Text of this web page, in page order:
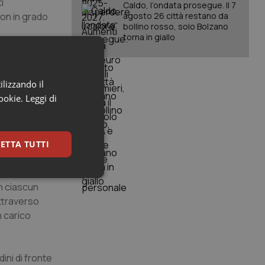
in grado
mirati in
che
pubblica
in una
di
ciascun
carico
di fronte
Caldo, l’ondata prosegue. Il 7
agosto 26 città restano da
bollino rosso, solo Bolzano
torna in giallo
il
Leggi di
TUTTI